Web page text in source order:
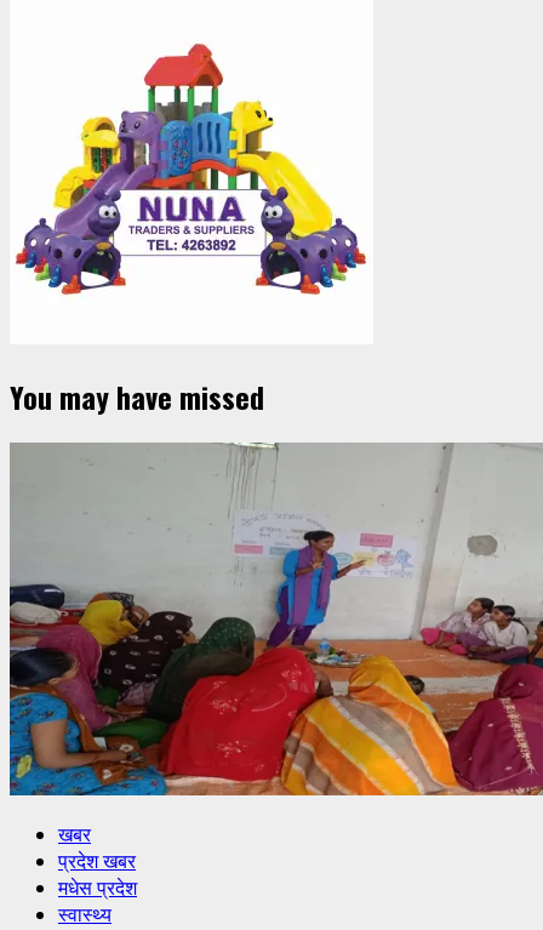
You may have missed
खबर
प्रदेश खबर
मधेस प्रदेश
स्वास्थ्य